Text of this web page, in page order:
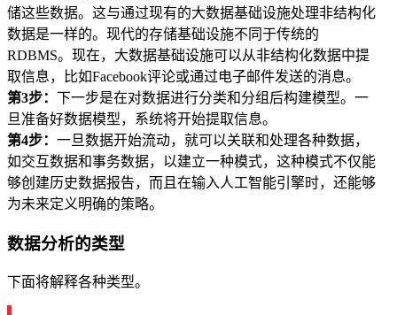
储这些数据。这与通过现有的大数据基础设施处理非结构化
数据是一样的。现代的存储基础设施不同于传统的
RDBMS。现在，大数据基础设施可以从非结构化数据中提
取信息，比如Facebook评论或通过电子邮件发送的消息。
第3步： 下一步是在对数据进行分类和分组后构建模型。一
旦准备好数据模型，系统将开始提取信息。
第4步： 一旦数据开始流动，就可以关联和处理各种数据，
如交互数据和事务数据，以建立一种模式，这种模式不仅能
够创建历史数据报告，而且在输入人工智能引擎时，还能够
为未来定义明确的策略。
数据分析的类型
下面将解释各种类型。